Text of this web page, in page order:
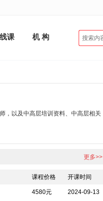
课 机 构
，以及中高层培训资料、中高层相关
更多>>
课程价格 开课时间
4580元 2024-09-13